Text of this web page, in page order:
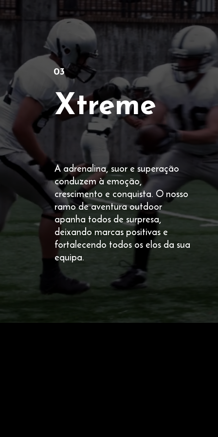
03
Xtreme
A adrenalina, suor e superação
conduzem à emoção,
crescimento e conquista. O nosso
ramo de aventura outdoor
apanha todos de surpresa,
deixando marcas positivas e
fortalecendo todos os elos da sua
equipa.